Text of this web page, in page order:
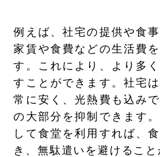
例えば、社宅の提供や食
家賃や食費などの生活費
す。これにより、より多
すことができます。社宅
常に安く、光熱費も込み
の大部分を抑制できます
して食堂を利用すれば、
き、無駄遣いを避けること